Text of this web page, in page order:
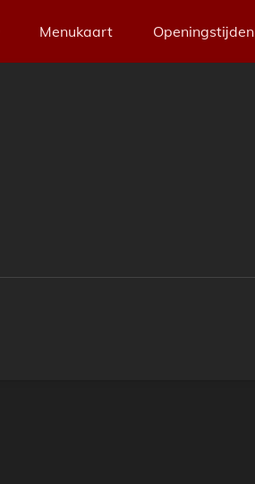
Menukaart Openingstijden